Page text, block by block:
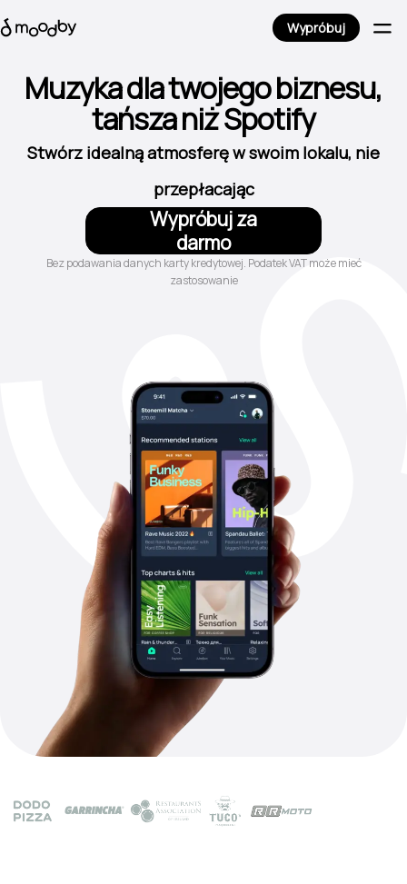
Wypróbuj
Muzyka dla twojego biznesu,
tańsza niż Spotify
Stwórz idealną atmosferę w swoim lokalu, nie
przepłacając
Wypróbuj za
darmo
Bez podawania danych karty kredytowej. Podatek VAT może mieć
zastosowanie